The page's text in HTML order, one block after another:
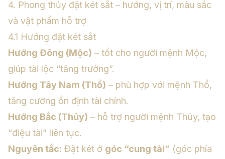
4. Phong thủy đặt két sắt – hướng, vị trí, màu sắc
và vật phẩm hỗ trợ
4.1 Hướng đặt két sắt
Hướng Đông (Mộc) – tốt cho người mệnh Mộc,
giúp tài lộc “tăng trưởng”.
Hướng Tây Nam (Thổ) – phù hợp với mệnh Thổ,
tăng cường ổn định tài chính.
Hướng Bắc (Thủy) – hỗ trợ người mệnh Thủy, tạo
“điệu tài” liên tục.
Nguyên tắc: Đặt két ở góc “cung tài” (góc phía